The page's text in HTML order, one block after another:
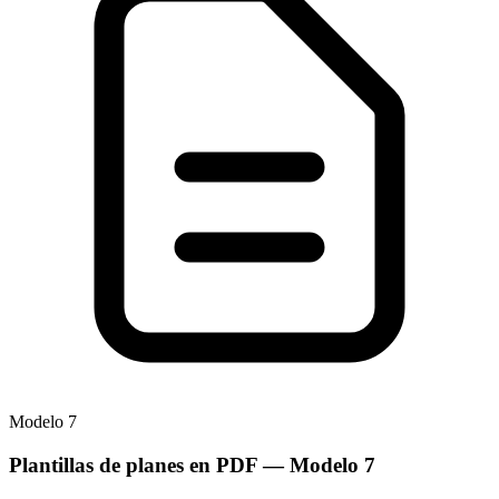
Modelo 7
Plantillas de planes en PDF— Modelo 7